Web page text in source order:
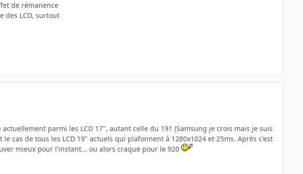
de rémanence
des LCD, surtout
parmi les LCD 17", autant celle du 191 (Samsung je crois mais je suis
cas de tous les LCD 19" actuels qui plafonnent à 1280x1024 et 25ms. Après c'est
mieux pour l'instant... ou alors craque pour le 920